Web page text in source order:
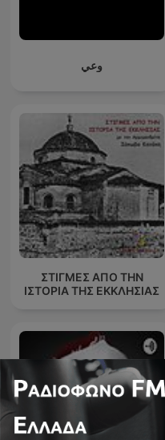
وعي
ΣΤΙΓΜΕΣ ΑΠΟ ΤΗΝ
ΙΣΤΟΡΙΑ ΤΗΣ ΕΚΚΛΗΣΙΑΣ